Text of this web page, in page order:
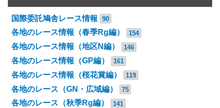
国際委託鳩舎レース情報 90
各地のレース情報（春季Rg編） 154
各地のレース情報（地区N編） 146
各地のレース情報（GP編） 161
各地のレース情報（桜花賞編） 119
各地のレース（GN・広域編） 75
各地のレース（秋季Rg編） 141